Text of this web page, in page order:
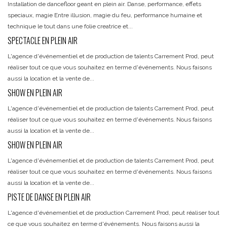
Installation de dancefloor geant en plein air. Danse, performance, effets
speciaux, magie Entre illusion, magie du feu, performance humaine et
technique le tout dans une folie creatrice et...
SPECTACLE EN PLEIN AIR
L'agence d'événementiel et de production de talents Carrement Prod, peut
réaliser tout ce que vous souhaitez en terme d'événements. Nous faisons
aussi la location et la vente de...
SHOW EN PLEIN AIR
L'agence d'événementiel et de production de talents Carrement Prod, peut
réaliser tout ce que vous souhaitez en terme d'événements. Nous faisons
aussi la location et la vente de...
SHOW EN PLEIN AIR
L'agence d'événementiel et de production de talents Carrement Prod, peut
réaliser tout ce que vous souhaitez en terme d'événements. Nous faisons
aussi la location et la vente de...
PISTE DE DANSE EN PLEIN AIR
L'agence d'événementiel et de production Carrement Prod, peut réaliser tout
ce que vous souhaitez en terme d'événements. Nous faisons aussi la